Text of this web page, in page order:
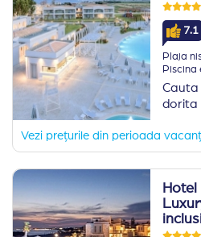
7.1
Plaja
Piscina
dorita
Vezi prețurile din perioada